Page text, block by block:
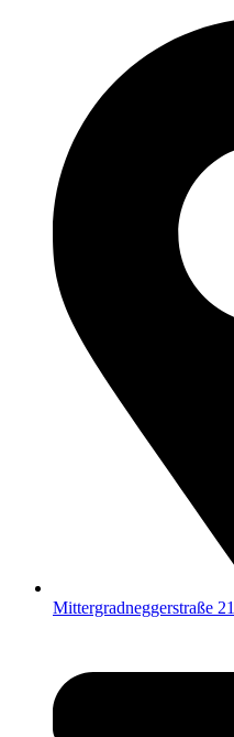
Mittergradneggerstraße